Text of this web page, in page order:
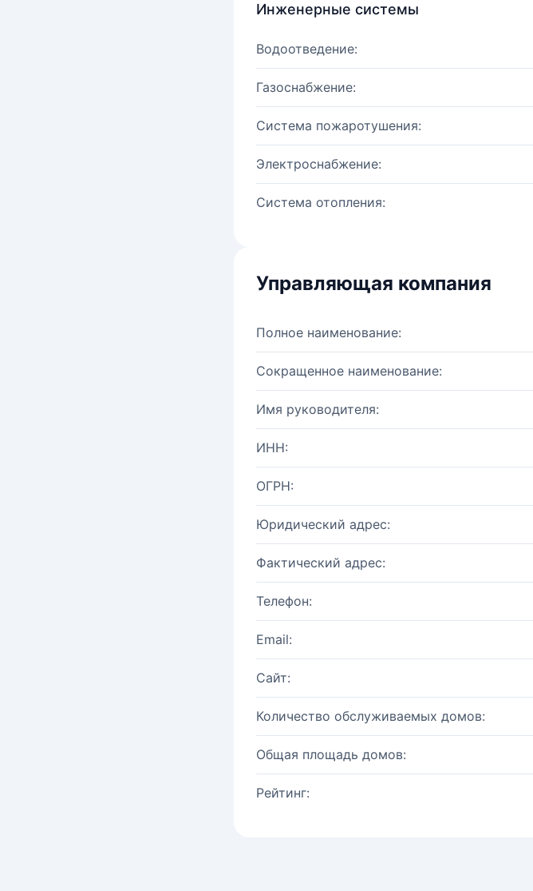
Инженерные системы
Водоотведение:
Газоснабжение:
Система пожаротушения:
Электроснабжение:
Система отопления:
Управляющая компания
Полное наименование:
Сокращенное наименование:
Имя руководителя:
ИНН:
ОГРН:
Юридический адрес:
Фактический адрес:
Телефон:
Email:
Сайт:
Количество обслуживаемых домов:
Общая площадь домов:
Рейтинг: